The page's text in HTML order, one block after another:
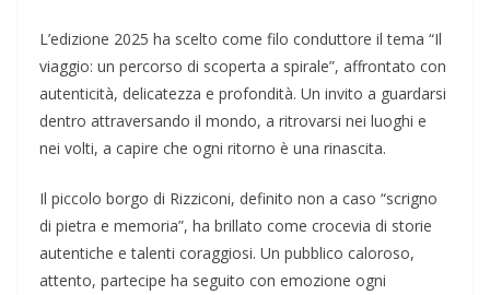
L’edizione 2025 ha scelto come filo conduttore il tema “Il
viaggio: un percorso di scoperta a spirale”, affrontato con
autenticità, delicatezza e profondità. Un invito a guardarsi
dentro attraversando il mondo, a ritrovarsi nei luoghi e
nei volti, a capire che ogni ritorno è una rinascita.
Il piccolo borgo di Rizziconi, definito non a caso “scrigno
di pietra e memoria”, ha brillato come crocevia di storie
autentiche e talenti coraggiosi. Un pubblico caloroso,
attento, partecipe ha seguito con emozione ogni